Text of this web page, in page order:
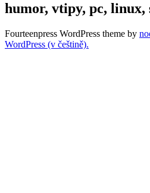
humor, vtipy, pc, linux,
Fourteenpress WordPress theme by
WordPress (v češtině).